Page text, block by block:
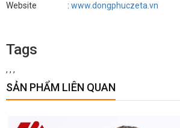
Website : www.dongphuczeta.vn
Tags
, , ,
SẢN PHẨM LIÊN QUAN